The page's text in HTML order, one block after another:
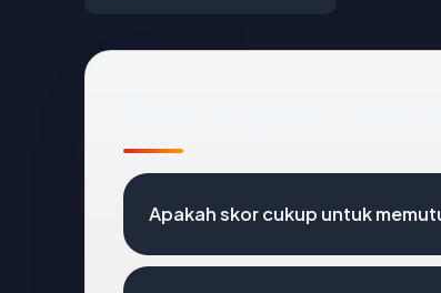
Apakah skor cukup untuk